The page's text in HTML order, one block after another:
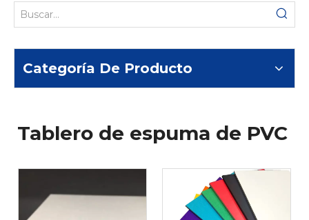
Categoría De Producto
Tablero de espuma de PVC